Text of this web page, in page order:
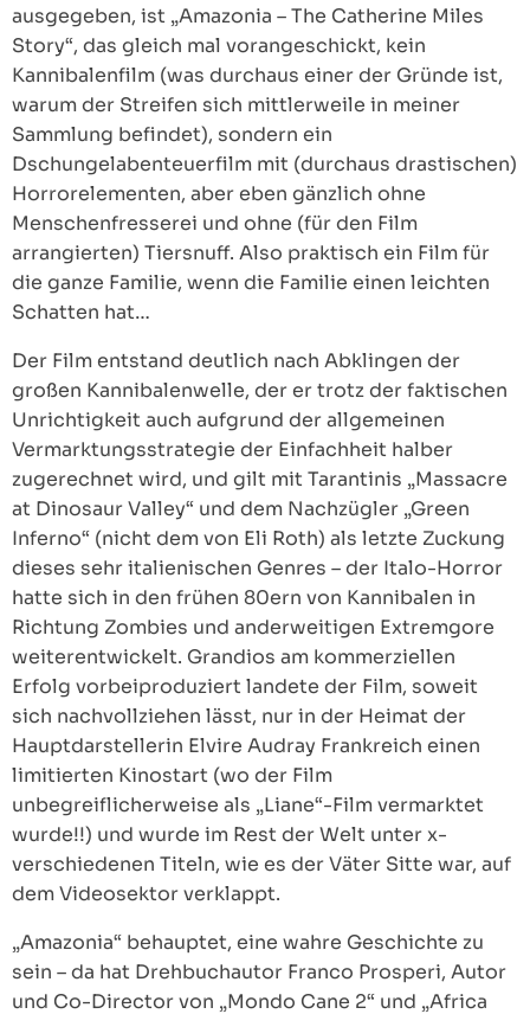
ausgegeben, ist „Amazonia – The Catherine Miles
Story“, das gleich mal vorangeschickt, kein
Kannibalenfilm (was durchaus einer der Gründe ist,
warum der Streifen sich mittlerweile in meiner
Sammlung befindet), sondern ein
Dschungelabenteuerfilm mit (durchaus drastischen)
Horrorelementen, aber eben gänzlich ohne
Menschenfresserei und ohne (für den Film
arrangierten) Tiersnuff. Also praktisch ein Film für
die ganze Familie, wenn die Familie einen leichten
Schatten hat…
Der Film entstand deutlich nach Abklingen der
großen Kannibalenwelle, der er trotz der faktischen
Unrichtigkeit auch aufgrund der allgemeinen
Vermarktungsstrategie der Einfachheit halber
zugerechnet wird, und gilt mit Tarantinis „Massacre
at Dinosaur Valley“ und dem Nachzügler „Green
Inferno“ (nicht dem von Eli Roth) als letzte Zuckung
dieses sehr italienischen Genres – der Italo-Horror
hatte sich in den frühen 80ern von Kannibalen in
Richtung Zombies und anderweitigen Extremgore
weiterentwickelt. Grandios am kommerziellen
Erfolg vorbeiproduziert landete der Film, soweit
sich nachvollziehen lässt, nur in der Heimat der
Hauptdarstellerin Elvire Audray Frankreich einen
limitierten Kinostart (wo der Film
unbegreiflicherweise als „Liane“-Film vermarktet
wurde!!) und wurde im Rest der Welt unter x-
verschiedenen Titeln, wie es der Väter Sitte war, auf
dem Videosektor verklappt.
„Amazonia“ behauptet, eine wahre Geschichte zu
sein – da hat Drehbuchautor Franco Prosperi, Autor
und Co-Director von „Mondo Cane 2“ und „Africa